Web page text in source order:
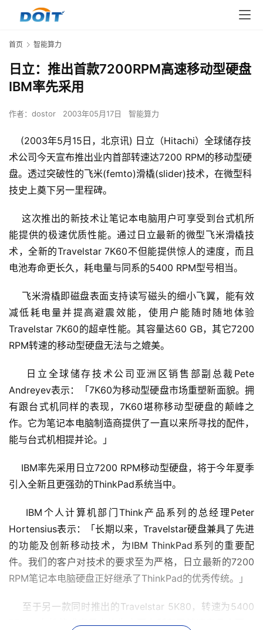
首页 智能算力
日立：推出首款7200RPM高速移动型硬盘
IBM率先采用
作者： dostor 2003年05月17日 智能算力
(2003年5月15日，北京讯) 日立（Hitachi）全球储存技
术公司今天宣布推出业内首部转速达7200 RPM的移动型硬
盘。透过突破性的飞米(femto)滑橇(slider)技术，在微型科
技史上奠下另一里程碑。
这次推出的新技术让笔记本电脑用户可享受到台式机所
能提供的极速优质性能。通过日立最新的微型飞米滑橇技
术，全新的Travelstar 7K60不但能提供惊人的速度，而且
电池寿命更长久，耗电量与同系的5400 RPM型号相当。
飞米滑橇即磁盘表面支持读写磁头的细小飞翼，能有效
减低耗电量并提高避震效能，使用户能随时随地体验
Travelstar 7K60的超卓性能。其容量达60 GB，其它7200
RPM转速的移动型硬盘无法与之媲美。
日立全球储存技术公司亚洲区销售部副总裁Pete
Andreyev表示：「7K60为移动型硬盘市场重塑新面貌。拥
有跟台式机同样的表现，7K60堪称移动型硬盘的颠峰之
作。它为笔记本电脑制造商提供了一直以来所寻找的配件，
能与台式机相提并论。」
IBM率先采用日立7200 RPM移动型硬盘，将于今年夏季
引入全新且更强劲的ThinkPad系统当中。
IBM个人计算机部门Think产品系列的总经理Peter
Hortensius表示：「长期以来，Travelstar硬盘兼具了先进
的功能及创新移动技术，为IBM ThinkPad系列的重要配
件。我们的客户对技术的要求至为严格，日立最新的7200
RPM笔记本电脑硬盘正好继承了ThinkPad的优秀传统。」
至于另一款同时推出的Travelstar 5K80，转速为5400
RPM，在性能或容量上均为市面上所有同转速产品之冠。